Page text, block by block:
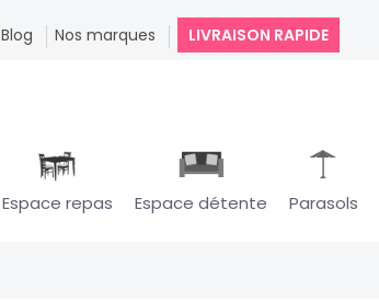
Blog Nos marques LIVRAISON RAPIDE
Espace repas Espace détente Parasols